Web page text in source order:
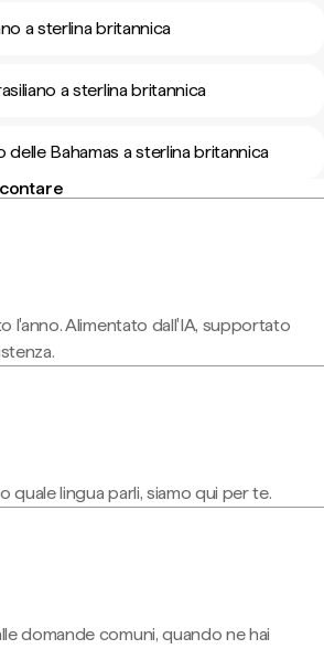
a sterlina britannica
a sterlina britannica
delle Bahamas a sterlina britannica
l'anno. Alimentato dall'IA, supportato
quale lingua parli, siamo qui per te.
domande comuni, quando ne hai